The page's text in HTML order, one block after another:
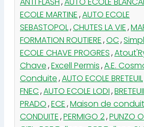
ECOLE MARTINE,AUTO ECOLE
SEBASTOPOL,CHUTES LA VIE,
FORMATION ROUTIERE,OC,
ECOLE CHAVE PROGRES,
Chave,Excell Permis,A.E.
Conduite,AUTO ECOLE BRETEUIL
FNEC,AUTO ECOLE LODI,
PRADO,ECE,Maison de
CONDUITE,PERMIGO 2,PUNZO